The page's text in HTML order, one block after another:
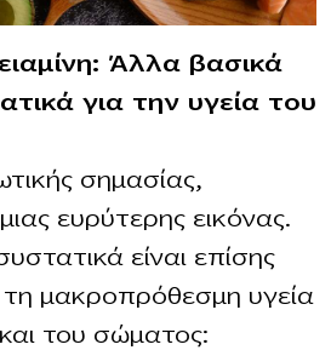
Άλλα βασικά
για την υγεία του
σημασίας,
ευρύτερης εικόνας.
είναι επίσης
μακροπρόθεσμη υγεία
του σώματος: